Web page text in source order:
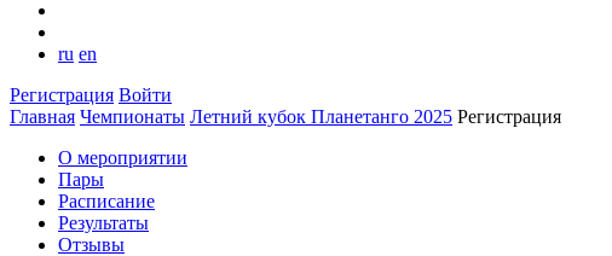
ru en
Регистрация Войти
Главная Чемпионаты Летний кубок Планетанго 2025 Регистрация
О мероприятии
Пары
Расписание
Результаты
Отзывы